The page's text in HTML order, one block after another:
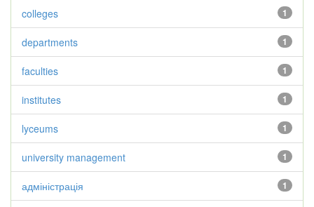
1
colleges
1
departments
1
faculties
1
institutes
1
lyceums
1
university management
1
адміністрація